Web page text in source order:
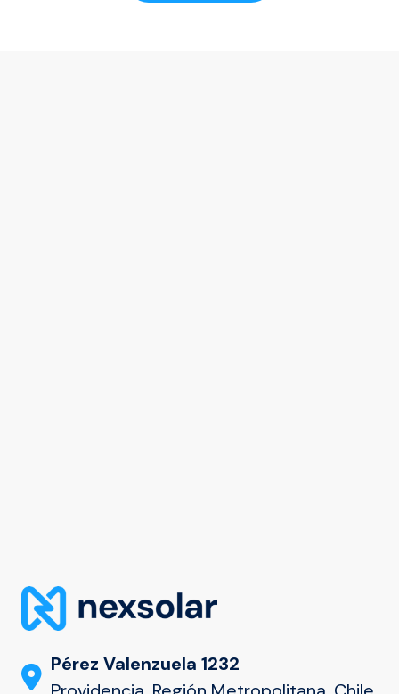
Pérez Valenzuela 1232